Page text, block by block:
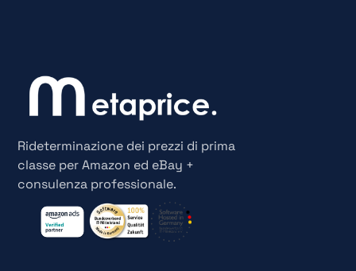
Rideterminazione dei prezzi di prima
classe per Amazon ed eBay +
consulenza professionale.